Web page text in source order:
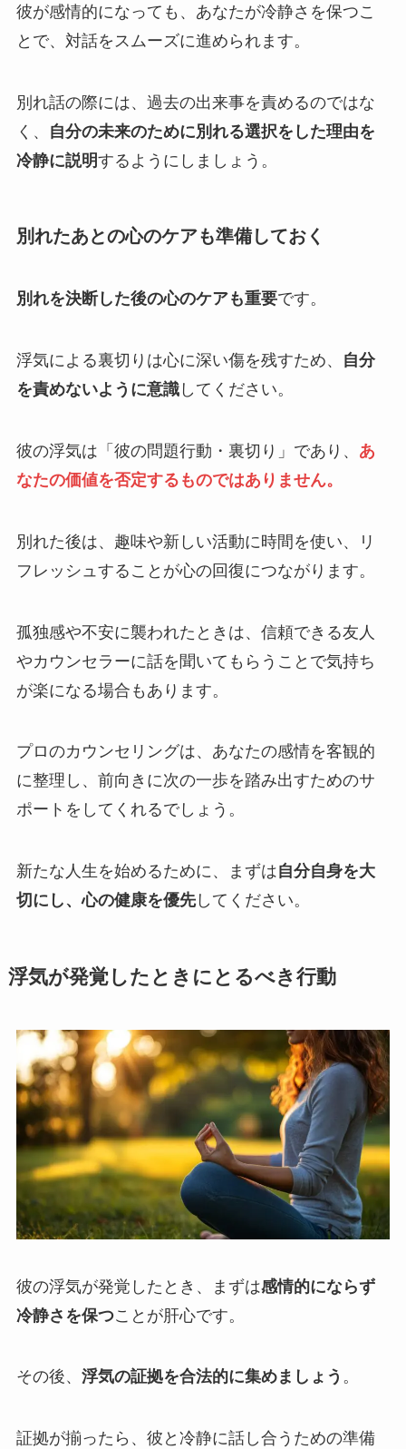
彼が感情的になっても、あなたが冷静さを保つこ
とで、対話をスムーズに進められます。
別れ話の際には、過去の出来事を責めるのではな
く、
自分の未来のために別れる選択をした理由を
冷静に説明するようにしましょう。
別れたあとの心のケアも準備しておく
別れを決断した後の心のケアも重要です。
浮気による裏切りは心に深い傷を残すため、
自分
を責めないように意識してください。
彼の浮気は「彼の問題行動・裏切り」であり、 あ
なたの価値を否定するものではありません。
別れた後は、趣味や新しい活動に時間を使い、リ
フレッシュすることが心の回復につながります。
孤独感や不安に襲われたときは、信頼できる友人
やカウンセラーに話を聞いてもらうことで気持ち
が楽になる場合もあります。
プロのカウンセリングは、あなたの感情を客観的
に整理し、前向きに次の一歩を踏み出すためのサ
ポートをしてくれるでしょう。
新たな人生を始めるために、まずは自分自身を大
切にし、心の健康を優先してください。
浮気が発覚したときにとるべき行動
彼の浮気が発覚したとき、まずは感情的にならず
冷静さを保つことが肝心です。
その後、 浮気の証拠を合法的に集めましょう 。
証拠が揃ったら、彼と冷静に話し合うための準備